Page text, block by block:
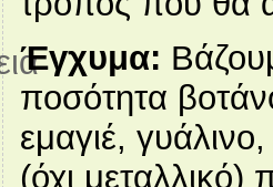
Έγχυμα:
ποσότητα
εμαγιέ,
(όχι μεταλλικό)